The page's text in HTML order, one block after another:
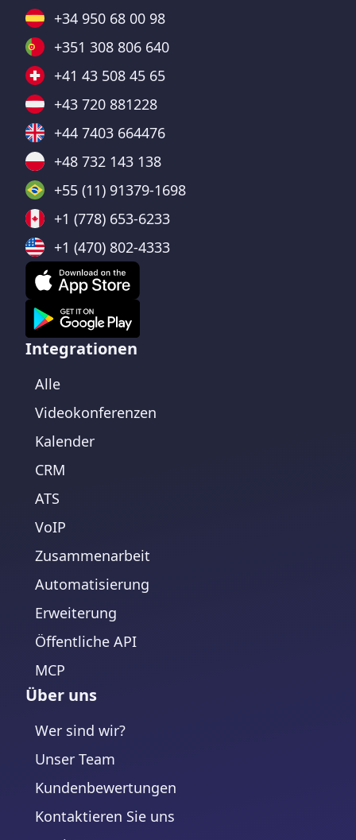
+34 950 68 00 98
+351 308 806 640
+41 43 508 45 65
+43 720 881228
+44 7403 664476
+48 732 143 138
+55 (11) 91379-1698
+1 (778) 653-6233
+1 (470) 802-4333
Integrationen
Alle
Videokonferenzen
Kalender
CRM
ATS
VoIP
Zusammenarbeit
Automatisierung
Erweiterung
Öffentliche API
MCP
Über uns
Wer sind wir?
Unser Team
Kundenbewertungen
Kontaktieren Sie uns